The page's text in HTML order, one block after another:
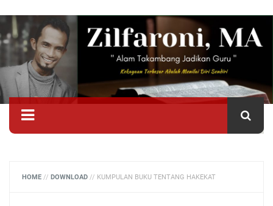
HOME // DOWNLOAD // KUMPULAN BUKU TENTANG HAKEKAT